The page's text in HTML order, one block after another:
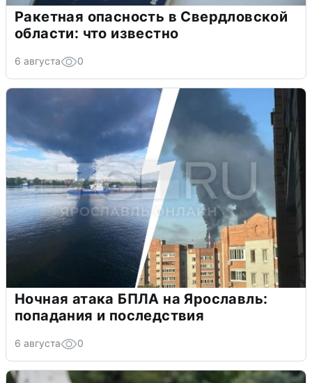
Ракетная опасность в Свердловской
области: что известно
6 августа 0
Ночная атака БПЛА на Ярославль:
попадания и последствия
6 августа 0